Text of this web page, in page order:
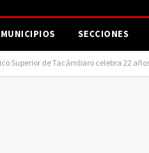
MUNICIPIOS SECCIONES
Superior de Tacámbaro celebra 22